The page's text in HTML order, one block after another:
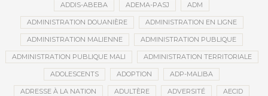
ADDIS-ABEBA ADEMA-PASJ ADM
ADMINISTRATION DOUANIÈRE ADMINISTRATION EN LIGNE
ADMINISTRATION MALIENNE ADMINISTRATION PUBLIQUE
ADMINISTRATION PUBLIQUE MALI ADMINISTRATION TERRITORIALE
ADOLESCENTS ADOPTION ADP-MALIBA
ADRESSE À LA NATION ADULTÈRE ADVERSITÉ AECID